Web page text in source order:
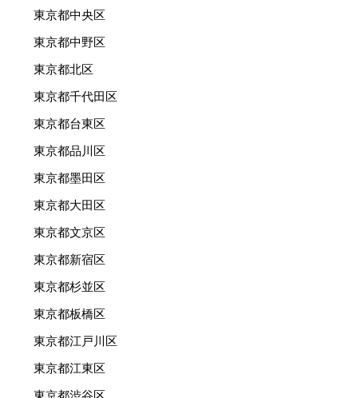
東京都中央区
東京都中野区
東京都北区
東京都千代田区
東京都台東区
東京都品川区
東京都墨田区
東京都大田区
東京都文京区
東京都新宿区
東京都杉並区
東京都板橋区
東京都江戸川区
東京都江東区
東京都渋谷区